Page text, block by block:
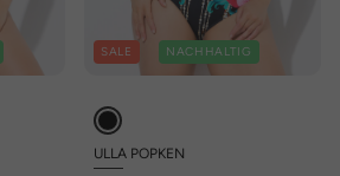
SALE NACHHALTIG
ULLA POPKEN